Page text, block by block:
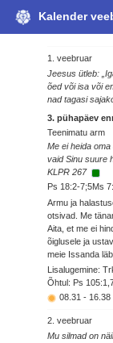
Kalender
1. veebruar
Jeesus ütleb:
õed või isa või
nad tagasi
3. pühapäev
Teenimatu arm
Me ei heida
vaid Sinu suure
KLPR 267
Ps 18:2-7;5Ms
Armu ja
otsivad. Me
Aita, et me ei
õiglusele ja
meie Issanda
Lisalugemine:
Õhtul: Ps
08.31 - 16.38
2. veebruar
Mu silmad on